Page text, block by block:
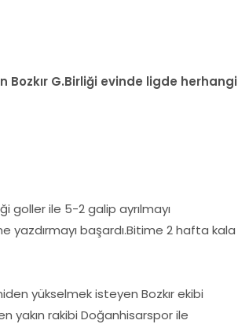
G.Birliği evinde ligde herhangi
goller ile 5-2 galip ayrılmayı
yazdırmayı başardı.Bitime 2 hafta kala
yükselmek isteyen Bozkır ekibi
yakın rakibi Doğanhisarspor ile